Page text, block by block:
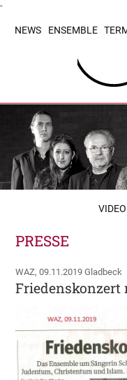
-
NEWS ENSEMBLE
VIDEO
PRESSE
WAZ, 09.11.2019 Gladbeck
Friedenskonzert